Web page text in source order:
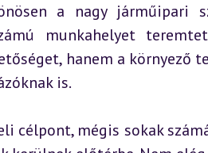
a nagy járműipari
munkahelyet
hanem a környező
is.
célpont, mégis sokak